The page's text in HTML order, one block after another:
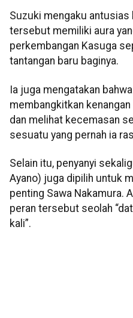
Suzuki mengaku
tersebut memiliki aura
perkembangan Kasuga
tantangan baru baginya.
Ia juga mengatakan
membangkitkan
dan melihat kecemasan
sesuatu yang pernah ia
Selain itu, penyanyi
Ayano) juga dipilih untuk
penting Sawa Nakamura.
peran tersebut seolah
kali”.